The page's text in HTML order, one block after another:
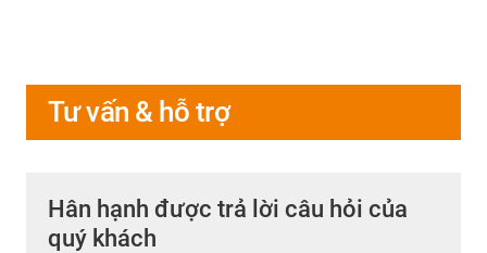
Tư vấn & hỗ trợ
Hân hạnh được trả lời câu hỏi của
quý khách